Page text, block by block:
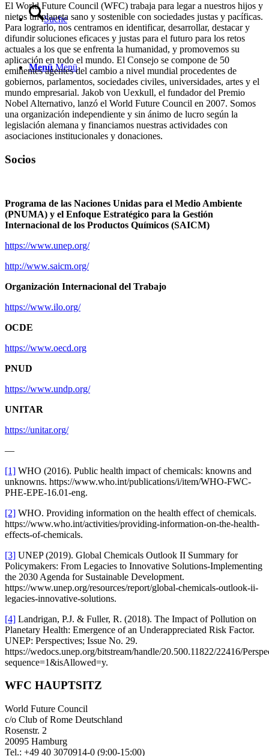
Suche
Menü Menü
El World Future Council (WFC) trabaja para legar a nuestros hijos y
nietos un planeta sano y sostenible con sociedades justas y pacíficas.
Para lograrlo, nos centramos en identificar, desarrollar, destacar y
difundir soluciones eficaces y justas para el futuro para los retos
actuales a los que se enfrenta la humanidad, y promovemos su
aplicación en todo el mundo. El Consejo se compone de 50
eminentes agentes del cambio a nivel mundial procedentes de
gobiernos, parlamentos, sociedades civiles, universidades, artes y el
mundo empresarial. Jakob von Uexkull, el fundador del Premio
Nobel Alternativo, lanzó el World Future Council en 2007. Somos
una organización independiente y sin ánimo de lucro según la
legislación alemana y financiamos nuestras actividades con
asociaciones institucionales y donaciones.
Socios
Programa de las Naciones Unidas para el Medio Ambiente
(PNUMA) y el Enfoque Estratégico para la Gestión
Internacional de los Productos Químicos (SAICM)
https://www.unep.org/
http://www.saicm.org/
Organización Internacional del Trabajo
https://www.ilo.org/
OCDE
https://www.oecd.org
PNUD
https://www.undp.org/
UNITAR
https://unitar.org/
—
[1] WHO (2016). Public health impact of chemicals: knowns and
unknowns. https://www.who.int/publications/i/item/WHO-FWC-
PHE-EPE-16.01-eng.
[2] WHO. Providing information on the health effect of chemicals.
https://www.who.int/activities/providing-information-on-the-health-
effects-of-chemicals.
[3] UNEP (2019). Global Chemicals Outlook II Summary for
Policymakers: From Legacies to Innovative Solutions-Implementing
the 2030 Agenda for Sustainable Development.
https://www.unep.org/resources/report/global-chemicals-outlook-ii-
legacies-innovative-solutions.
[4] Landrigan, P.J. & Fuller, R. (2018). The Impact of Pollution on
Planetary Health: Emergence of an Underappreciated Risk Factor.
UNEP: Perspectives; Issue No. 29.
https://wedocs.unep.org/bitstream/handle/20.500.11822/22416/
sequence=1&isAllowed=y.
WFC HAUPTSITZ
World Future Council
c/o Club of Rome Deutschland
Rosenstr. 2
20095 Hamburg
Tel.: +49 40 3070914-0 (9:00-15:00)